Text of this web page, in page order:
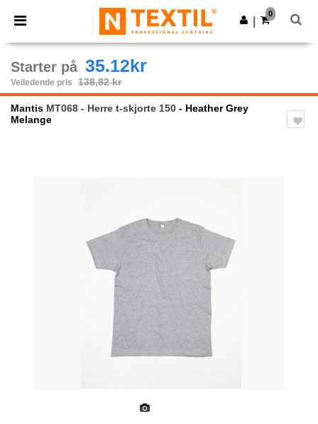
× Ntextil-app
Bedre priser i appen!
Last ned app
0
Starter på 35.12kr
Veiledende pris 138,82 kr
Mantis MT068 - Herre t-skjorte 150 - Heather Grey
Melange